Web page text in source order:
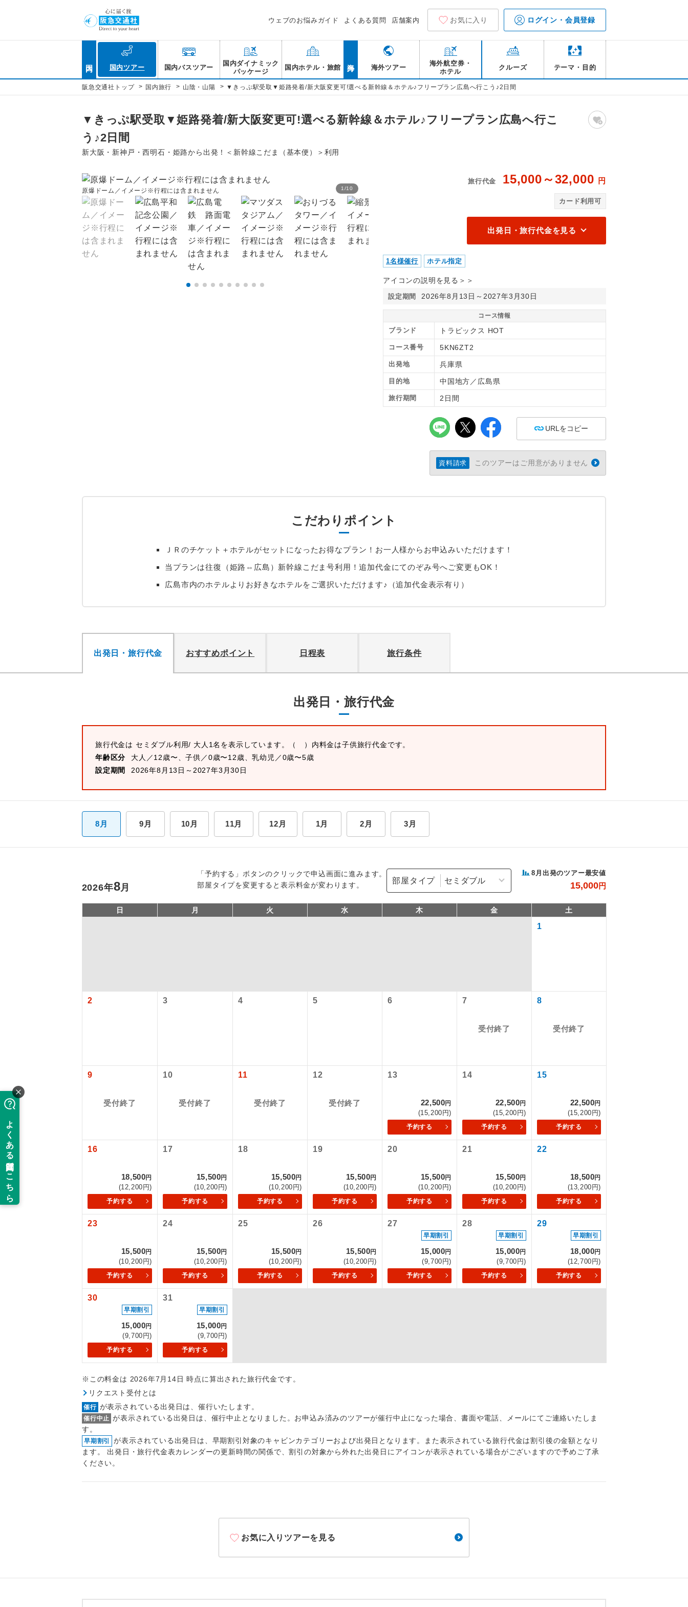
ウェブのお悩みガイド よくある質問 店舗案内 お気に入り ログイン・会員登録
国内ツアー 国内バスツアー
国内ダイナミック
パッケージ
国内ホテル・旅館 海外ツアー
海外航空券・
ホテル
クルーズ テーマ・目的
阪急交通社トップ > 国内旅行 > 山陰・山陽 > ▼きっぷ駅受取▼姫路発着/新大阪変更可!選べる新幹線＆ホテル♪フリープラン広島へ行こう♪2日間
▼きっぷ駅受取▼姫路発着/新大阪変更可!選べる新幹線＆ホテル♪フリープラン広島へ行こ
う♪2日間
新大阪・新神戸・西明石・姫路から出発！＜新幹線こだま（基本便）＞利用
1 /10
原爆ドーム／イメージ※行程には含まれません
旅行代金 15,000～32,000 円
カード利用可
出発日・旅行代金を見る
1名様催行 ホテル指定
アイコンの説明を見る＞＞
設定期間 2026年8月13日～2027年3月30日
コース情報
ブランド トラピックス HOT
コース番号 5KN6ZT2
出発地 兵庫県
目的地 中国地方／広島県
旅行期間 2日間
URLをコピー
資料請求 このツアーはご用意がありません
こだわりポイント
ＪＲのチケット＋ホテルがセットになったお得なプラン！お一人様からお申込みいただけます！
当プランは往復（姫路⇔広島）新幹線こだま号利用！追加代金にてのぞみ号へご変更もOK！
広島市内のホテルよりお好きなホテルをご選択いただけます♪（追加代金表示有り）
出発日・旅行代金 おすすめポイント 日程表 旅行条件
出発日・旅行代金
旅行代金は セミダブル利用/ 大人1名を表示しています。
（ ）内料金は子供旅行代金です。
年齢区分
大人／12歳〜、子供／0歳〜12歳、乳幼児／0歳〜5歳
設定期間
2026年8月13日～2027年3月30日
8月 9月 10月 11月 12月 1月 2月 3月
「予約する」ボタンのクリックで申込画面に進みます。
部屋タイプを変更すると表示料金が変わります。
部屋タイプ
8 月出発のツアー最安値
15,000円
2026年8月
日 月 火 水 木 金 土
1
2 3 4 5 6 7
受付終了
8
受付終了
9
受付終了
10
受付終了
11
受付終了
12
受付終了
13
22,500円
(15,200円)
予約する
14
22,500円
(15,200円)
予約する
15
22,500円
(15,200円)
予約する
16
18,500円
(12,200円)
予約する
17
15,500円
(10,200円)
予約する
18
15,500円
(10,200円)
予約する
19
15,500円
(10,200円)
予約する
20
15,500円
(10,200円)
予約する
21
15,500円
(10,200円)
予約する
22
18,500円
(13,200円)
予約する
23
15,500円
(10,200円)
予約する
24
15,500円
(10,200円)
予約する
25
15,500円
(10,200円)
予約する
26
15,500円
(10,200円)
予約する
27
早期割引
15,000円
(9,700円)
予約する
28
早期割引
15,000円
(9,700円)
予約する
29
早期割引
18,000円
(12,700円)
予約する
30
早期割引
15,000円
(9,700円)
予約する
31
早期割引
15,000円
(9,700円)
予約する
※この料金は 2026年7月14日 時点に算出された旅行代金です。
リクエスト受付とは
催行 が表示されている出発日は、催行いたします。
催行中止 が表示されている出発日は、催行中止となりました。お申込み済みのツアーが催行中止になった場合、書面や電話、メールにてご連絡いたしま
す。
早期割引
が表示されている出発日は、早期割引対象のキャビンカテゴリーおよび出発日となります。また表示されている旅行代金は割引後の金額となり
ます。 出発日・旅行代金表カレンダーの更新時間の関係で、割引の対象から外れた出発日にアイコンが表示されている場合がございますので予めご了承
ください。
お気に入りツアーを見る
添乗員同行
往路出発空港（駅）から復路到着空港（駅）まで同行しま
現地到着空港（駅）から最終日出発空港（駅）まで添乗員が
バスガイド乗務 バスガイドが乗務し、車内での観光案内があります。
世界遺産
ユネスコに登録されている文化遺産や自然遺産を訪ねるコー
スです。
絶景スポットに立ち寄るコースです。
温泉 温泉地にも宿泊するコースです。
露天風呂 ご宿泊ホテルに露天風呂が付いています。
全食事付き
お部屋食
トラベルイヤホン
周りの音を気にせず、ガイドさんの説明をじっくり聞くこと
1名様催行 1名様から出発可能な個人型プランです。
2名様催行 2名様から出発可能な個人型プランです。
1名様1室同代金 1名様1室利用でも追加料金がかからないコースです。
年齢制限あり
利用航空会社が指定なので、ご出発の計画にとても便利で